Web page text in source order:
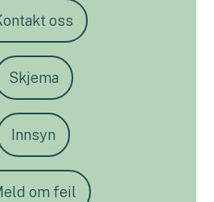
oss
Skjema
Innsyn
om feil